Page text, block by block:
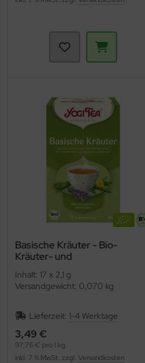
Basische Kräuter - Bio-
Kräuter- und
Tea)
Inhalt: 17 x 2,1 g
Versandgewicht: 0,070 kg
Lieferzeit: 1-4 Werktage
3,49 €
97,76 € pro 1 kg
inkl. 7 % MwSt. zzgl. Versandkosten